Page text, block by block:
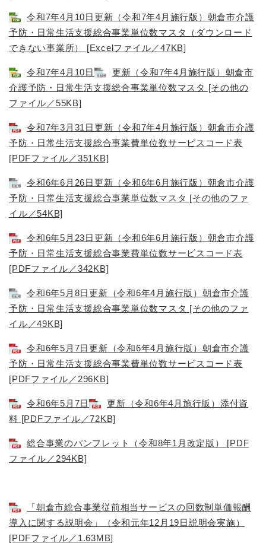
令和7年4月10日更新（令和7年4月施行版）朝倉市介護
予防・日常生活支援総合事業単位数マスタ（ダウンロード
できない事業所） [Excelファイル／47KB]
令和7年4月10日
更新（令和7年4月施行版）朝倉市
介護予防・日常生活支援総合事業単位数マスタ [その他の
ファイル／55KB]
令和7年3月31日更新（令和7年4月施行版）朝倉市介護
予防・日常生活支援総合事業費単位数サービスコード表
[PDFファイル／351KB]
令和6年6月26日更新（令和6年6月施行版）朝倉市介護
予防・日常生活支援総合事業単位数マスタ [その他のファ
イル／54KB]
令和6年5月23日更新（令和6年6月施行版）朝倉市介護
予防・日常生活支援総合事業費単位数サービスコード表
[PDFファイル／342KB]
令和6年5月8日更新（令和6年4月施行版）朝倉市介護
予防・日常生活支援総合事業単位数マスタ [その他のファ
イル／49KB]
令和6年5月7日更新（令和6年4月施行版）朝倉市介護
予防・日常生活支援総合事業費単位数サービスコード表
[PDFファイル／296KB]
令和6年5月7日
更新（令和6年4月施行版）添付資
料 [PDFファイル／72KB]
総合事業のパンフレット（令和8年1月改定版） [PDF
ファイル／294KB]
「朝倉市総合事業従前相当サービスの回数制単価報酬
導入に関する説明会」（令和元年12月19日説明会実施）
[PDFファイル／1.63MB]